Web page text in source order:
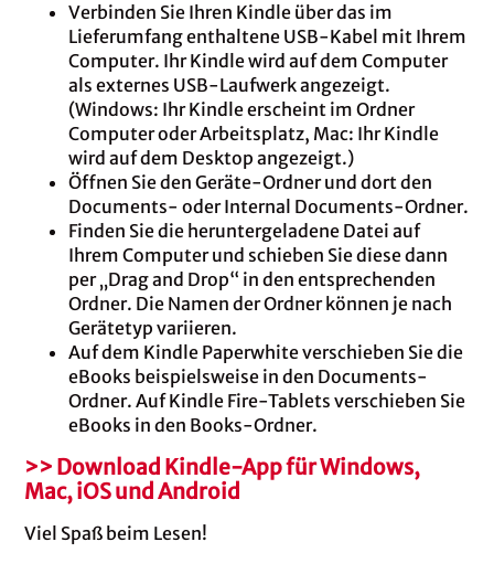
Verbinden Sie Ihren Kindle über das im
Lieferumfang enthaltene USB-Kabel mit Ihrem
Computer. Ihr Kindle wird auf dem Computer
als externes USB-Laufwerk angezeigt.
(Windows: Ihr Kindle erscheint im Ordner
Computer oder Arbeitsplatz, Mac: Ihr Kindle
wird auf dem Desktop angezeigt.)
Öffnen Sie den Geräte-Ordner und dort den
Documents- oder Internal Documents-Ordner.
Finden Sie die heruntergeladene Datei auf
Ihrem Computer und schieben Sie diese dann
per „Drag and Drop“ in den entsprechenden
Ordner. Die Namen der Ordner können je nach
Gerätetyp variieren.
Auf dem Kindle Paperwhite verschieben Sie die
eBooks beispielsweise in den Documents-
Ordner. Auf Kindle Fire-Tablets verschieben Sie
eBooks in den Books-Ordner.
>> Download Kindle-App für Windows,
Mac, iOS und Android
Viel Spaß beim Lesen!